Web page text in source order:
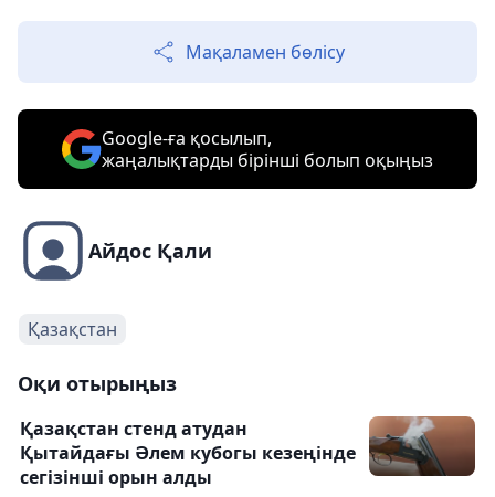
Мақаламен бөлісу
Google-ға қосылып,
жаңалықтарды бірінші болып оқыңыз
Айдос Қали
Қазақстан
Оқи отырыңыз
Қазақстан стенд атудан
Қытайдағы Әлем кубогы кезеңінде
сегізінші орын алды